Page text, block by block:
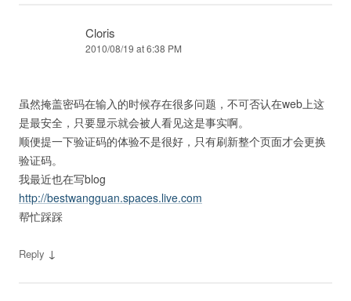
Cloris
2010/08/19 at 6:38 PM
虽然掩盖密码在输入的时候存在很多问题，不可否认在web上这
是最安全，只要显示就会被人看见这是事实啊。
顺便提一下验证码的体验不是很好，只有刷新整个页面才会更换
验证码。
我最近也在写blog
http://bestwangguan.spaces.live.com
帮忙踩踩
Reply ↓